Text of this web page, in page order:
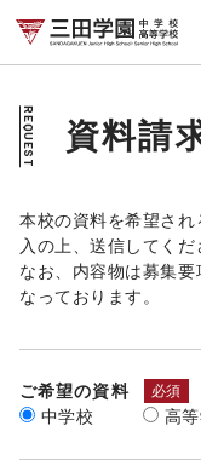
資料請
REQUEST
本校の資料を希望さ
入の上、送信してくだ
なお、内容物は募集
なっております。
ご希望の資料 必須
中学校 高